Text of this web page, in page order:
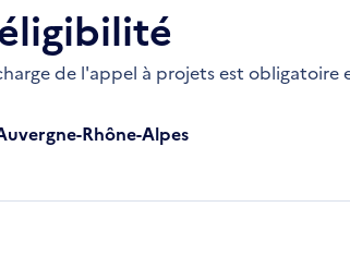
de l'appel à projets est obligatoire
Rhône-Alpes